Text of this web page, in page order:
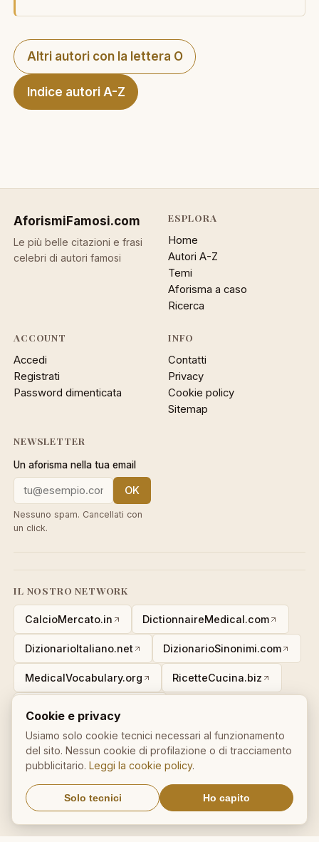
Altri autori con la lettera O
Indice autori A-Z
AforismiFamosi.com
Le più belle citazioni e frasi
celebri di autori famosi
ESPLORA
Home
Autori A-Z
Temi
Aforisma a caso
Ricerca
ACCOUNT
Accedi
Registrati
Password dimenticata
INFO
Contatti
Privacy
Cookie policy
Sitemap
NEWSLETTER
Un aforisma nella tua email
OK
Nessuno spam. Cancellati con
un click.
IL NOSTRO NETWORK
CalcioMercato.in DictionnaireMedical.com
DizionarioItaliano.net DizionarioSinonimi.com
MedicalVocabulary.org RicetteCucina.biz
Avviso legale ai sensi della legge n. 62 del 07.03.2001
© 2026 AforismiFamosi.com — tutti i diritti riservati.
·
Cookie e privacy
Usiamo solo cookie tecnici necessari al funzionamento
del sito. Nessun cookie di profilazione o di tracciamento
pubblicitario.Leggi la cookie policy.
Solo tecnici Ho capito